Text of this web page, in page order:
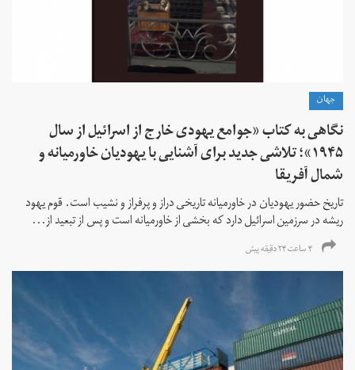
جهان
نگاهی به کتاب «جوامع یهودی خارج از اسرائیل از سال
۱۹۴۵»؛ تلاشی جدید برای آشنایی با یهودیان خاورمیانه و
شمال آفریقا
تاریخ حضور یهودیان در خاورمیانه تاریخی دراز و پرفراز و نشیب است. قوم یهود
ریشه در سرزمین اسرائیل دارد که بخشی از خاورمیانه است و پس از تبعید از...
۴ ساعت ۲۴ دقیقه پیش